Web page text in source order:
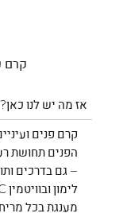
קרם
אז מה יש לנו כאן?
קרם פנים
הפנים תחושת
– גם בדרכים
מענגת בכל